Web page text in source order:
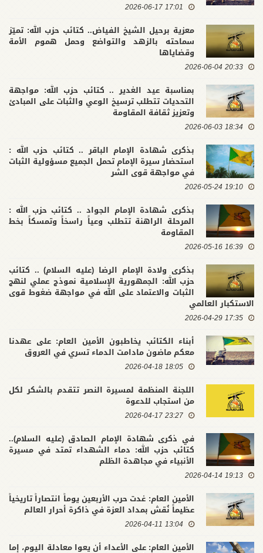
17:01 2026-06-17
معزية برحيل الشيخ الفياض.. كتائب حزب الله: تميّز
سماحته بالزهد والتواضع وحمل هموم الأمة
وقضاياها
20:33 2026-06-04
بمناسبة عيد الغدير .. كتائب حزب الله: مواجهة
التحديات تتطلب ترسيخ الوعي والثبات على المبادئ
وتعزيز ثقافة المقاومة
18:34 2026-06-03
بذكرى شهادة الإمام الباقر .. كتائب حزب الله :
استحضار سيرة الإمام تحمل الجميع مسؤولية الثبات
في مواجهة قوى الشر
19:10 2026-05-24
بذكرى شهادة الإمام الجواد .. كتائب حزب الله :
المرحلة الراهنة تتطلب وعياً راسخاً وتمسكاً بخط
المقاومة
16:39 2026-05-16
بذكرى ولادة الإمام الرضا (عليه السلام) .. كتائب
حزب الله: الجمهورية الإسلامية نموذج عملي لنهج
الثبات والاعتماد على الله في مواجهة ضغوط قوى
الاستكبار العالمي
17:35 2026-04-29
أبناء الكتائب يخاطبون الأمين العام: على عهدنا
معكم ماضون مادامت الدماء تسري في العروق
18:05 2026-04-18
اللجنة المنظمة لمسيرة النصر تتقدم بالشكر لكل
من استجاب للدعوة
23:27 2026-04-17
في ذكرى شهادة الإمام الصادق (عليه السلام)..
كتائب حزب الله: دماء الشهداء تمتد في مسيرة
الأنبياء في مجاهدة الظلم
19:13 2026-04-14
الأمين العام: غدت حرب الأربعين يوماً انتصاراً تاريخياً
عظيماً نُقش بمداد العزة في ذاكرة أحرار العالم
13:04 2026-04-11
الأمين العام: على الأعداء أن يعوا معادلة اليوم، إما